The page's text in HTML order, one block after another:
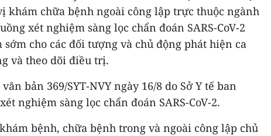
khám chữa bệnh ngoài công lập trực thuộc ngành
xét nghiệm sàng lọc chẩn đoán SARS-CoV-2
cho các đối tượng và chủ động phát hiện ca
và theo dõi điều trị.
bản 369/SYT-NVY ngày 16/8 do Sở Y tế ban
nghiệm sàng lọc chẩn đoán SARS-CoV-2.
bệnh, chữa bệnh trong và ngoài công lập chủ